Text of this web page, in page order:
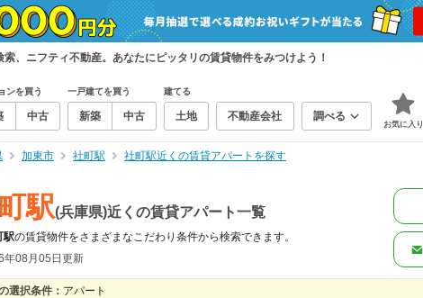
、ニフティ不動産。あなたにピッタリの賃貸物件をみつけよう！
ンを買う
中古
一戸建てを買う
新築 中古
建てる
土地 不動産会社 調べる
お気に入り
加東市 社町駅 社町駅近くの賃貸アパートを探す
駅(兵庫県)近くの賃貸アパート一覧
駅の賃貸物件をさまざまなこだわり条件から検索できます。
年08月05日更新
選択条件： アパート